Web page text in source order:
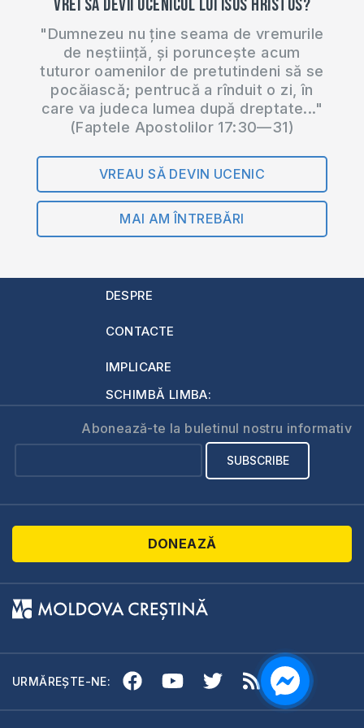
Vrei să devii ucenicul lui Isus Hristos?
"Dumnezeu nu ține seama de vremurile
de neștiință, și poruncește acum
tuturor oamenilor de pretutindeni să se
pocăiască; pentrucă a rînduit o zi, în
care va judeca lumea după dreptate..."
(Faptele Apostolilor 17:30—31)
VREAU SĂ DEVIN UCENIC
MAI AM ÎNTREBĂRI
DESPRE
CONTACTE
IMPLICARE
SCHIMBĂ LIMBA:
Abonează-te la buletinul nostru informativ
DONEAZĂ
URMĂREȘTE-NE: